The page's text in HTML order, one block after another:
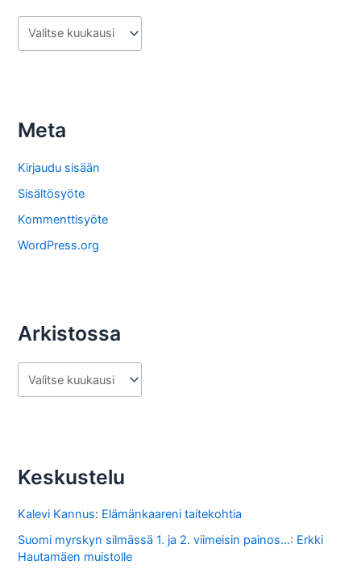
r
s
o
s
t
a
Meta
Kirjaudu sisään
Sisältösyöte
Kommenttisyöte
WordPress.org
Arkistossa
r
s
o
s
s
Keskustelu
Kalevi Kannus: Elämänkaareni taitekohtia
Suomi myrskyn silmässä 1. ja 2. viimeisin painos...: Erkki
Hautamäen muistolle